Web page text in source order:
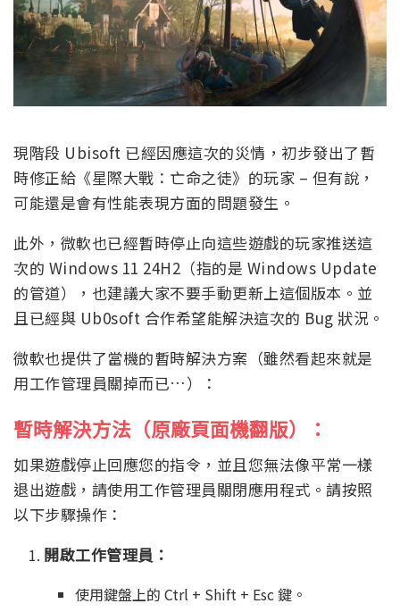
現階段 Ubisoft 已經因應這次的災情，初步發出了暫
時修正給《星際大戰：亡命之徒》的玩家 – 但有說，
可能還是會有性能表現方面的問題發生。
此外，微軟也已經暫時停止向這些遊戲的玩家推送這
次的 Windows 11 24H2（指的是 Windows Update
的管道），也建議大家不要手動更新上這個版本。並
且已經與 Ub0soft 合作希望能解決這次的 Bug 狀況。
微軟也提供了當機的暫時解決方案（雖然看起來就是
用工作管理員關掉而已…）：
暫時解決方法（原廠頁面機翻版）：
如果遊戲停止回應您的指令，並且您無法像平常一樣
退出遊戲，請使用工作管理員關閉應用程式。請按照
以下步驟操作：
開啟工作管理員：
使用鍵盤上的 Ctrl + Shift + Esc 鍵。